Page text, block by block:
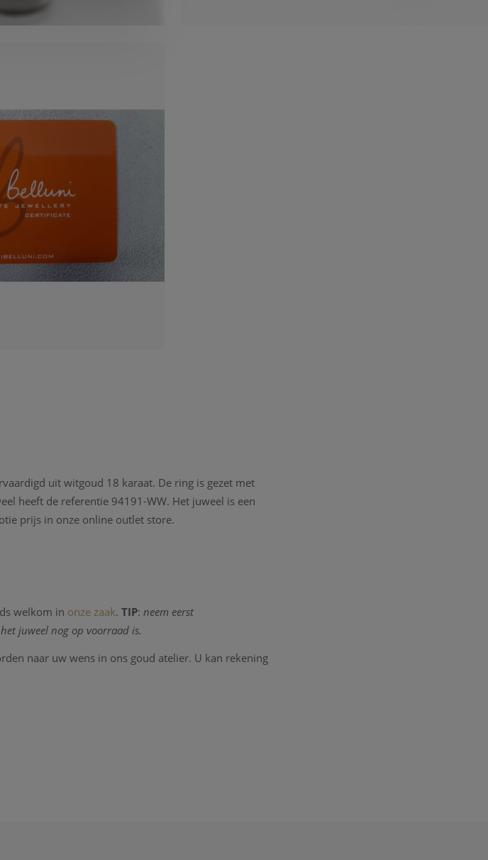
uit witgoud 18 karaat. De ring is gezet met
heeft de referentie 94191-WW. Het juweel is een
prijs in onze online outlet store.
welkom in onze zaak. TIP: neem eerst
juweel nog op voorraad is.
naar uw wens in ons goud atelier. U kan rekening